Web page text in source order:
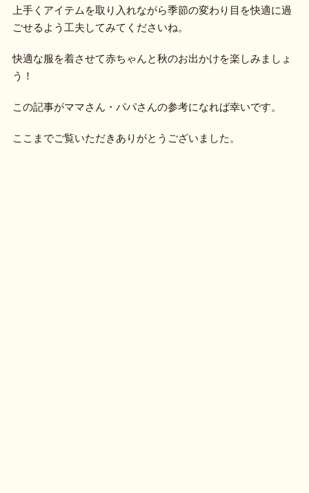
上手くアイテムを取り入れながら季節の変わり目を快適に過
ごせるよう工夫してみてくださいね。
快適な服を着させて赤ちゃんと秋のお出かけを楽しみましょ
う！
この記事がママさん・パパさんの参考になれば幸いです。
ここまでご覧いただきありがとうございました。